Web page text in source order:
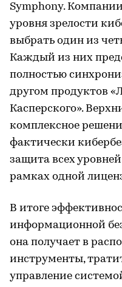
Symphony.
уровня зрелости
выбрать один из
Каждый из них
полностью
другом продуктов
Касперского».
комплексное
фактически
защита всех
рамках одной
В итоге
информационной
она получает в
инструменты,
управление